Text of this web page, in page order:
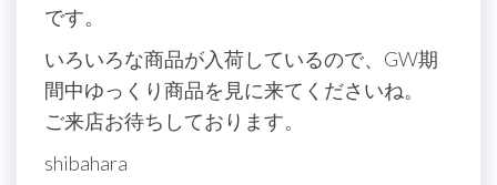
です。
いろいろな商品が入荷しているので、GW期
間中ゆっくり商品を見に来てくださいね。
ご来店お待ちしております。
shibahara